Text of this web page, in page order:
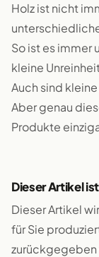
Holz ist nicht
So ist es immer
kleine
Auch sind
Aber genau
Produkte
Dieser Artikel
Dieser Artikel
für Sie
zurückgegeben